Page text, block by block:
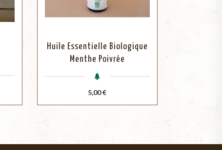
Huile Essentielle Biologique
Menthe Poivrée
Prix
5,00 €